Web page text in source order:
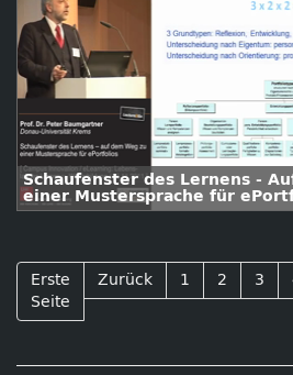
Schaufenster des Lernens -
einer Mustersprache für
Erste
Seite
Zurück 1 2 3